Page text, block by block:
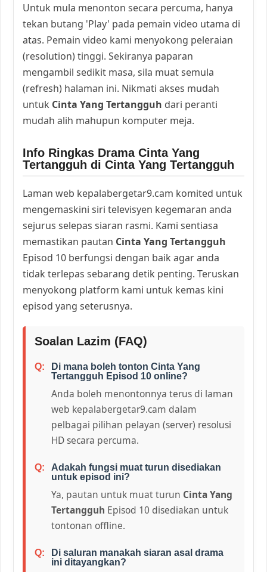
Untuk mula menonton secara percuma, hanya
tekan butang 'Play' pada pemain video utama di
atas. Pemain video kami menyokong peleraian
(resolution) tinggi. Sekiranya paparan
mengambil sedikit masa, sila muat semula
(refresh) halaman ini. Nikmati akses mudah
untuk Cinta Yang Tertangguh dari peranti
mudah alih mahupun komputer meja.
Info Ringkas Drama Cinta Yang
Tertangguh di Cinta Yang Tertangguh
Laman web kepalabergetar9.cam komited untuk
mengemaskini siri televisyen kegemaran anda
sejurus selepas siaran rasmi. Kami sentiasa
memastikan pautan Cinta Yang Tertangguh
Episod 10 berfungsi dengan baik agar anda
tidak terlepas sebarang detik penting. Teruskan
menyokong platform kami untuk kemas kini
episod yang seterusnya.
Soalan Lazim (FAQ)
Di mana boleh tonton Cinta Yang
Tertangguh Episod 10 online?
Anda boleh menontonnya terus di laman
web kepalabergetar9.cam dalam
pelbagai pilihan pelayan (server) resolusi
HD secara percuma.
Adakah fungsi muat turun disediakan
untuk episod ini?
Ya, pautan untuk muat turun Cinta Yang
Tertangguh Episod 10 disediakan untuk
tontonan offline.
Di saluran manakah siaran asal drama
ini ditayangkan?